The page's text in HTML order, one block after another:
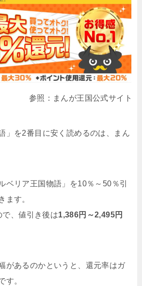
参照：まんが王国公式サイト
」を2番目に安く読めるのは、まん
ベリア王国物語」を10％～50％引
ます。
、値引き後は1,386円～2,495円
があるのかというと、還元率はガ
す。